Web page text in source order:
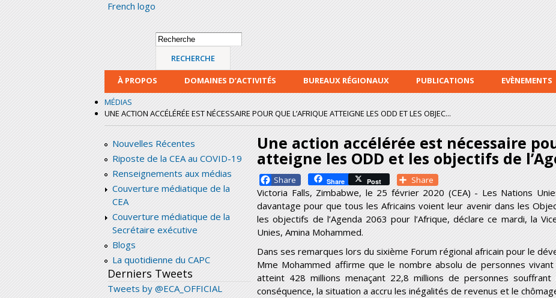
French logo
Formulaire de
recherche
Recherche
À PROPOS DOMAINES D’ACTIVITÉS BUREAUX RÉGIONAUX PUBLICATIONS EVÈNEMENTS
MÉDIAS
UNE ACTION ACCÉLÉRÉE EST NÉCESSAIRE POUR QUE L’AFRIQUE ATTEIGNE LES ODD ET LES OBJEC...
Nouvelles Récentes
Riposte de la CEA au COVID-19
Renseignements aux médias
Couverture médiatique de la
CEA
Couverture médiatique de la
Secrétaire exécutive
Blogs
La quotidienne du CAPC
Derniers Tweets
Tweets by @ECA_OFFICIAL
Une action accélérée est nécessaire
atteigne les ODD et les objectifs de
Facebook Share Post Share
Victoria Falls, Zimbabwe, le 25 février 2020 (CEA) - Les Nations
davantage pour que tous les Africains voient leur avenir dans les
les objectifs de l’Agenda 2063 pour l’Afrique, déclare ce mardi, la
Unies, Amina Mohammed.
Dans ses remarques lors du sixième Forum régional africain pour le
Mme Mohammed affirme que le nombre absolu de personnes
atteint 428 millions menaçant 22,8 millions de personnes souffrant
conséquence, la situation a accru les inégalités de revenus et le